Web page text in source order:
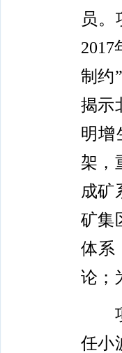
员
2017
制约
揭示
明增
架，
成矿
矿集
体系
论；
任小